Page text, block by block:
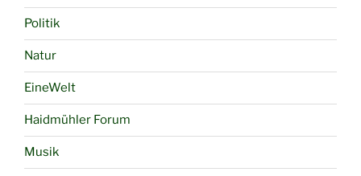
Politik
Natur
EineWelt
Haidmühler Forum
Musik